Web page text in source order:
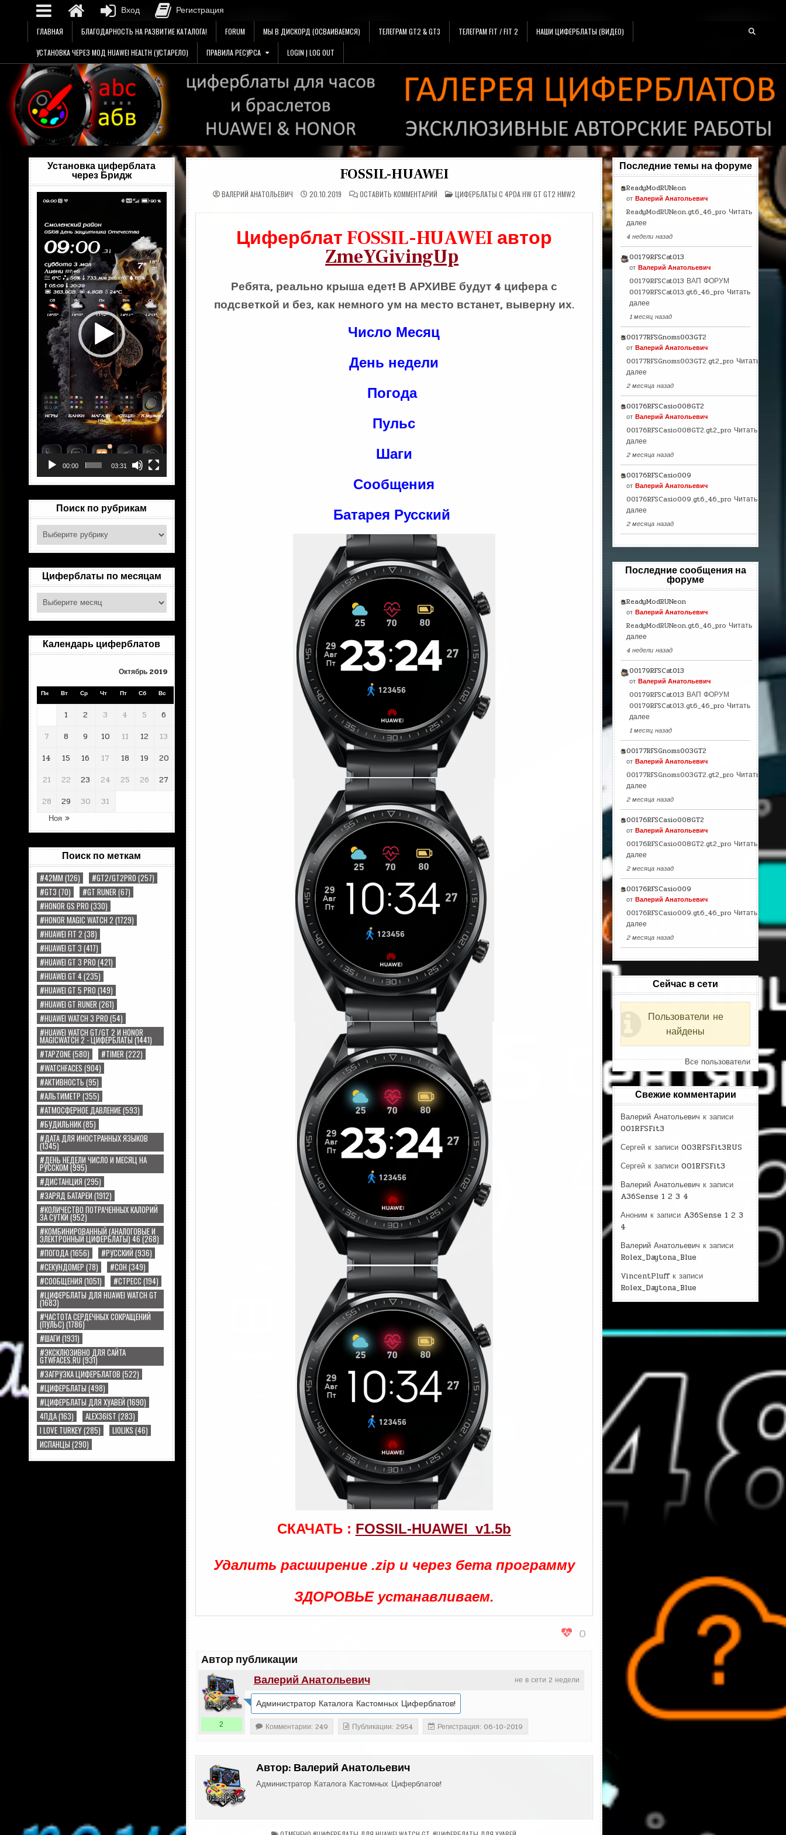
содержимому
ГЛАВНАЯ БЛАГОДАРНОСТЬ НА РАЗВИТИЕ КАТАЛОГА! FORUM МЫ В ДИСКОРД (ОСВАИВАЕМСЯ) ТЕЛЕГРАМ GT2 & GT3 ТЕЛЕГРАМ FIT / FIT 2 НАШИ ЦИФЕРБЛАТЫ (ВИДЕО)
УСТАНОВКА ЧЕРЕЗ МОД HUAWEI HEALTH (УСТАРЕЛО) ПРАВИЛА РЕСУРСА LOGIN | LOG OUT
Установка циферблата
через Бридж
Видеоплеер
00:00 03:31
Поиск по рубрикам
Поиск
рубрикам
Циферблаты по месяцам
Циферблаты
месяцам
Календарь циферблатов
Октябрь 2019
Пн Вт Ср Чт Пт Сб Вс
1 2 3 4 5
6
7
8 9 10 11 12
13
14
15 16 17 18 19
20
21
22 23 24 25 26
27
28
29 30
31
Ноя »
Поиск по меткам
#42MM (126) #GT2/GT2PRO (257)
#GT3 (70) #GT RUNER (67)
#HONOR GS PRO (330)
#HONOR MAGIC WATCH 2 (1729)
#HUAWEI FIT 2 (38)
#HUAWEI GT 3 (417)
#HUAWEI GT 3 PRO (421)
#HUAWEI GT 4(235)
#HUAWEI GT 5 PRO (149)
#HUAWEI GT RUNER (261)
#HUAWEI WATCH 3 PRO (54)
#HUAWEI WATCH GT/GT 2 И HONOR
MAGICWATCH 2 - ЦИФЕРБЛАТЫ(1441)
#TAPZONE(580) #TIMER (222)
#WATCHFACES (904)
#АКТИВНОСТЬ (95)
#АЛЬТИМЕТР (355)
#АТМОСФЕРНОЕ ДАВЛЕНИЕ(593)
#БУДИЛЬНИК(85)
#ДАТА ДЛЯ ИНОСТРАННЫХ ЯЗЫКОВ
(1345)
#ДЕНЬ НЕДЕЛИ ЧИСЛО И МЕСЯЦ НА
РУССКОМ(995)
#ДИСТАНЦИЯ (295)
#ЗАРЯД БАТАРЕИ (1912)
#КОЛИЧЕСТВО ПОТРАЧЕННЫХ КАЛОРИЙ
ЗА СУТКИ(952)
#КОМБИНИРОВАННЫЙ (АНАЛОГОВЫЕ И
ЭЛЕКТРОННЫЙ ЦИФЕРБЛАТЫ) 46(268)
#ПОГОДА(1656) #РУССКИЙ (936)
#СЕКУНДОМЕР (78) #СОН (349)
#СООБЩЕНИЯ (1051) #СТРЕСС (194)
#ЦИФЕРБЛАТЫ ДЛЯ HUAWEI WATCH GT
(1683)
#ЧАСТОТА СЕРДЕЧНЫХ СОКРАЩЕНИЙ
(ПУЛЬС)(1786)
#ШАГИ (1931)
#ЭКСКЛЮЗИВНО ДЛЯ САЙТА
GTWFACES.RU(931)
#ЗАГРУЗКА ЦИФЕРБЛАТОВ (522)
#ЦИФЕРБЛАТЫ (498)
#ЦИФЕРБЛАТЫ ДЛЯ ХУАВЕЙ (1690)
4ПДА(163) ALEX36IST (283)
I LOVE TURKEY(285) LIOLIKS (46)
ИСПАНЦЫ (290)
FOSSIL-HUAWEI
ВАЛЕРИЙ АНАТОЛЬЕВИЧ 20.10.2019 ОСТАВИТЬ КОММЕНТАРИЙНА
FOSSIL-
ОПУБЛИКОВАНО
В
ЦИФЕРБЛАТЫ С 4PDA HW GT GT2 HMW2
Циферблат FOSSIL-HUAWEI автор
ZmeYGivingUp
Ребята, реально крыша едет! В АРХИВЕ будут 4 цифера с
подсветкой и без, как немного ум на место встанет, выверну их.
Число Месяц
День недели
Погода
Пульс
Шаги
Сообщения
Батарея Русский
СКАЧАТЬ : FOSSIL-HUAWEI_v1.5b
Удалить расширение .zip и через бета программу
ЗДОРОВЬЕ устанавливаем.
0
Автор публикации
не в сети 2 недели
Валерий Анатольевич
2
Администратор Каталога Кастомных Циферблатов!
Комментарии: 249 Публикации: 2954 Регистрация: 06-10-2019
Автор: Валерий Анатольевич
Администратор Каталога Кастомных Циферблатов!
Последние темы на форуме
ReadyModRUNeon
от Валерий Анатольевич
ReadyModRUNeon.gt6_46_pro Читать
далее
4 недели назад
00179RFSCat013
от Валерий Анатольевич
00179RFSCat013 ВАП ФОРУМ
00179RFSCat013.gt6_46_pro Читать
далее
1 месяц назад
00177RFSGnoms003GT2
от Валерий Анатольевич
00177RFSGnoms003GT2.gt2_pro Читать
далее
2 месяца назад
00176RFSCasio008GT2
от Валерий Анатольевич
00176RFSCasio008GT2.gt2_pro Читать
далее
2 месяца назад
00176RFSCasio009
от Валерий Анатольевич
00176RFSCasio009.gt6_46_pro Читать
далее
2 месяца назад
Последние сообщения на
форуме
ReadyModRUNeon
от Валерий Анатольевич
ReadyModRUNeon.gt6_46_pro Читать
далее
4 недели назад
00179RFSCat013
от Валерий Анатольевич
00179RFSCat013 ВАП ФОРУМ
00179RFSCat013.gt6_46_pro Читать
далее
1 месяц назад
00177RFSGnoms003GT2
от Валерий Анатольевич
00177RFSGnoms003GT2.gt2_pro Читать
далее
2 месяца назад
00176RFSCasio008GT2
от Валерий Анатольевич
00176RFSCasio008GT2.gt2_pro Читать
далее
2 месяца назад
00176RFSCasio009
от Валерий Анатольевич
00176RFSCasio009.gt6_46_pro Читать
далее
2 месяца назад
Сейчас в сети
Пользователи не
найдены
Все пользователи
Свежие комментарии
Валерий Анатольевич к записи
001RFSFit3
Сергей к записи 003RFSFit3RUS
Сергей к записи 001RFSFit3
Валерий Анатольевич к записи
A36Sense 1 2 3 4
Аноним к записи A36Sense 1 2 3
4
Валерий Анатольевич к записи
Rolex_Daytona_Blue
VincentPluffк записи
Rolex_Daytona_Blue
Вход Регистрация